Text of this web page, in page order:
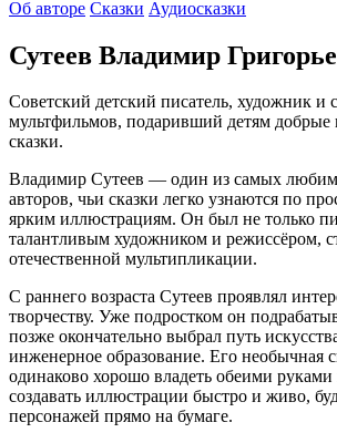
Об авторе Сказки Аудиосказки
Сутеев Владимир
Советский детский писатель, художник и
мультфильмов, подаривший детям добрые
сказки.
Владимир Сутеев — один из самых
авторов, чьи сказки легко узнаются по
ярким иллюстрациям. Он был не только
талантливым художником и режиссёром,
отечественной мультипликации.
С раннего возраста Сутеев проявлял
творчеству. Уже подростком он
позже окончательно выбрал путь
инженерное образование. Его необычная
одинаково хорошо владеть обеими
создавать иллюстрации быстро и живо,
персонажей прямо на бумаге.